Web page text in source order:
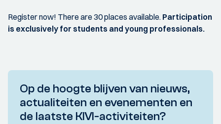
Register now! There are 30 places available. Participation
is exclusively for students and young professionals.
Op de hoogte blijven van nieuws,
actualiteiten en evenementen en
de laatste KIVI-activiteiten?